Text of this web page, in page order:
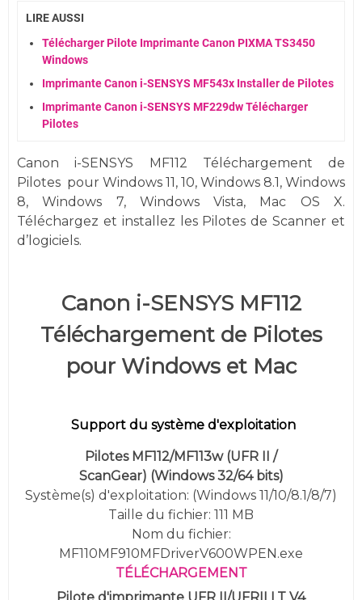
LIRE AUSSI
Télécharger Pilote Imprimante Canon PIXMA TS3450
Windows
Imprimante Canon i-SENSYS MF543x Installer de Pilotes
Imprimante Canon i-SENSYS MF229dw Télécharger
Pilotes
Canon i-SENSYS MF112 Téléchargement de
Pilotes pour Windows 11, 10, Windows 8.1, Windows
8, Windows 7, WindowsVista, Mac OS X.
Téléchargez et installez les Pilotes de Scanner et
d’logiciels.
Canon i-SENSYS MF112
Téléchargement de Pilotes
pour Windows et Mac
Support du système d'exploitation
Pilotes MF112/MF113w (UFR II /
ScanGear) (Windows 32/64 bits)
Système(s) d'exploitation: (Windows 11/10/8.1/8/7)
Taille du fichier: 111 MB
Nom du fichier:
MF110MF910MFDriverV600WPEN.exe
TÉLÉCHARGEMENT
Pilote d'imprimante UFR II/UFRII LT V4